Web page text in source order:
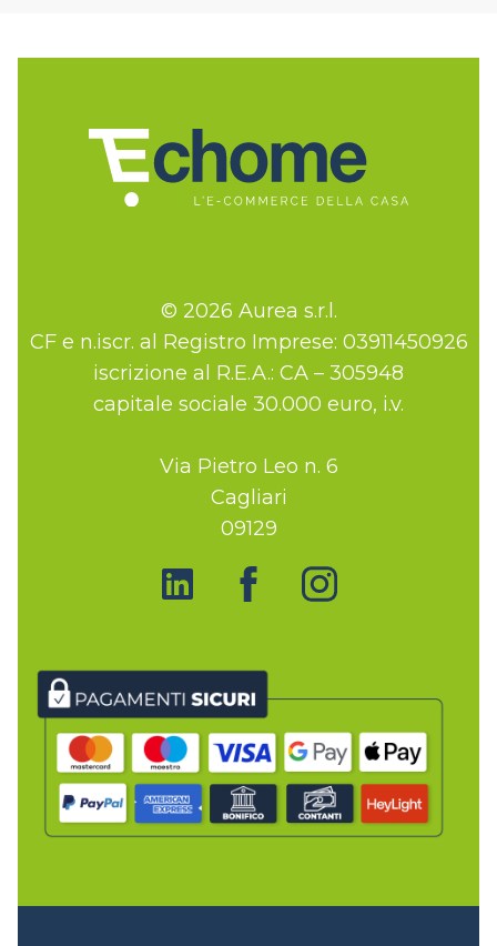
© 2026 Aurea s.r.l.
CF e n.iscr. al Registro Imprese: 03911450926
iscrizione al R.E.A.: CA – 305948
capitale sociale 30.000 euro, i.v.
Via Pietro Leo n. 6
Cagliari
09129